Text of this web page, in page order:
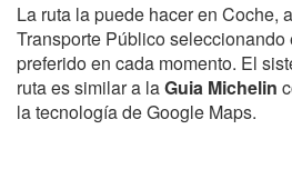
La ruta la puede hacer en Coche,
Transporte Público seleccionando
preferido en cada momento. El
ruta es similar a laGuia Michelin
la tecnología de Google Maps.